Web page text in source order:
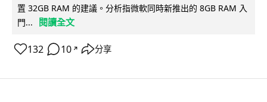
置 32GB RAM 的建議。分析指微軟同時新推出的 8GB RAM 入
門...
閱讀全文
132 10 ↗ 分享